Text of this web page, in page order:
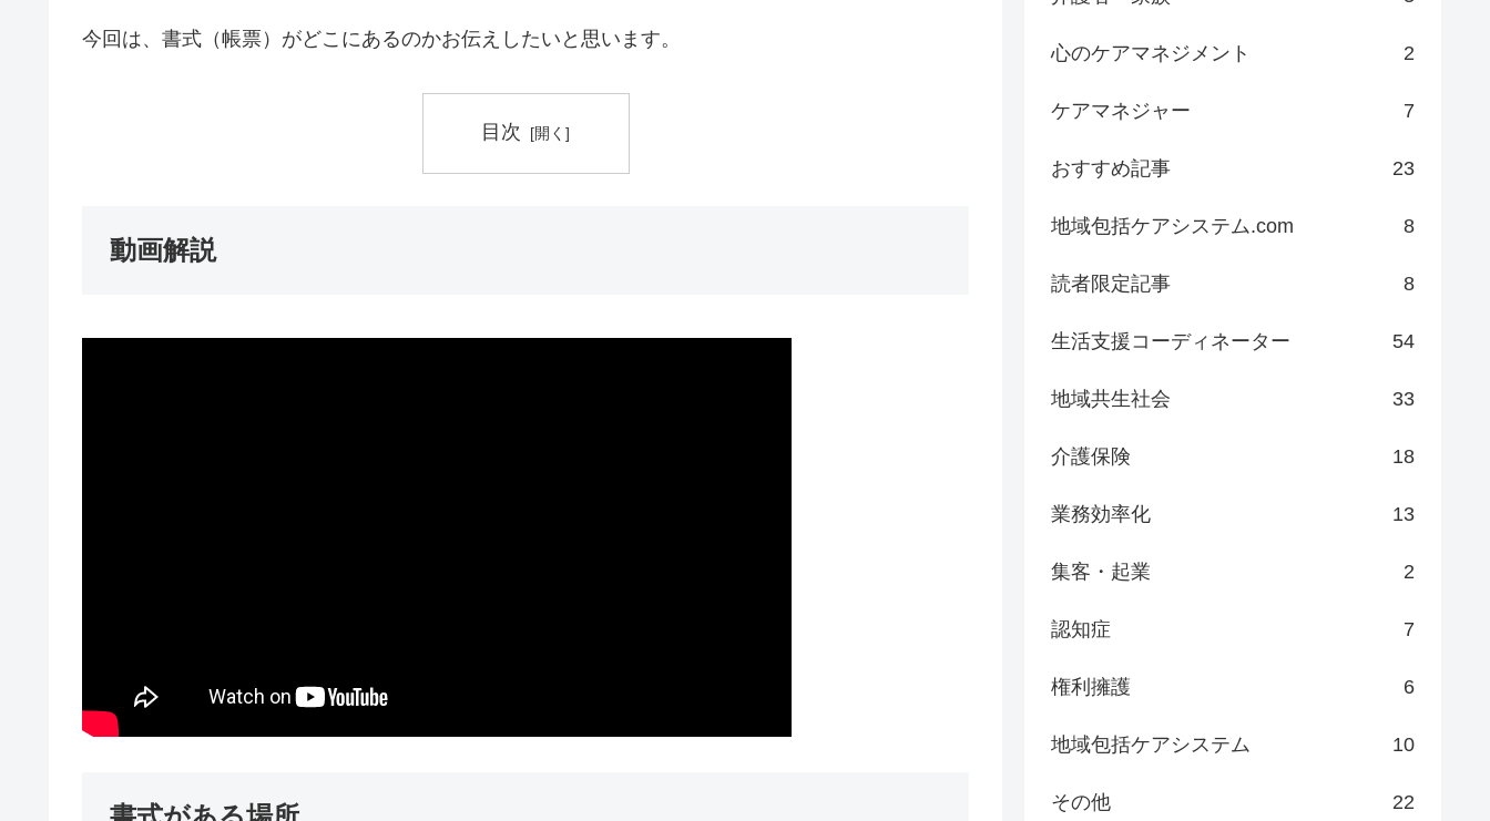
今回は、書式（帳票）がどこにあるのかお伝えしたいと思います。
目次
動画解説
心のケアマネジメント 2
ケアマネジャー 7
おすすめ記事 23
地域包括ケアシステム.com 8
読者限定記事 8
生活支援コーディネーター 54
地域共生社会 33
介護保険 18
業務効率化 13
集客・起業 2
認知症 7
権利擁護 6
地域包括ケアシステム 10
その他 22